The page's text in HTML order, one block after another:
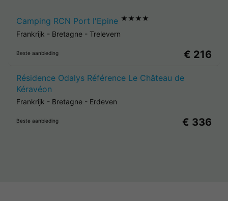
Camping RCN Port l'Epine ★★★★
Frankrijk - Bretagne - Trelevern
Beste aanbieding € 216
Résidence Odalys Référence Le Château de
Kéravéon
Frankrijk - Bretagne - Erdeven
Beste aanbieding € 336